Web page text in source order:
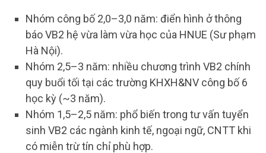
Nhóm công bố 2,0–3,0 năm: điển hình ở thông
báo VB2 hệ vừa làm vừa học của HNUE (Sư phạm
Hà Nội).
Nhóm 2,5–3 năm: nhiều chương trình VB2 chính
quy buổi tối tại các trường KHXH&NV công bố 6
học kỳ (~3 năm).
Nhóm 1,5–2,5 năm: phổ biến trong tư vấn tuyển
sinh VB2 các ngành kinh tế, ngoại ngữ, CNTT khi
có miễn trừ tín chỉ phù hợp.